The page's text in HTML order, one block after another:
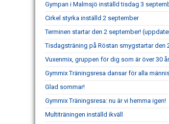
Gympan i Malmsjö inställd tisdag 3
Cirkel styrka inställd 2 september
Terminen startar den 2 september!
Tisdagsträning på Röstan smygstartar den
Vuxenmix, gruppen för dig som är över 30
Gymmix Träningsresa dansar för alla
Glad sommar!
Gymmix Träningsresa: nu är vi hemma igen!
Multiträningen inställd ikväll